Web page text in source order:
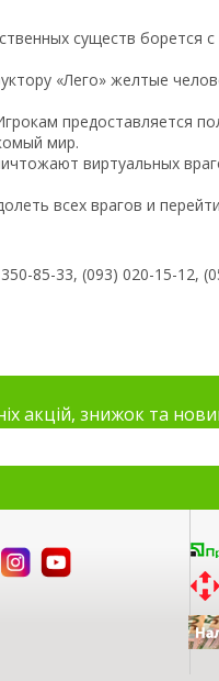
существ борется
«Лего» желтые
предоставляется
мир.
виртуальных
всех врагов и
85-33, (093) 020-15-12,
акцій, знижок та